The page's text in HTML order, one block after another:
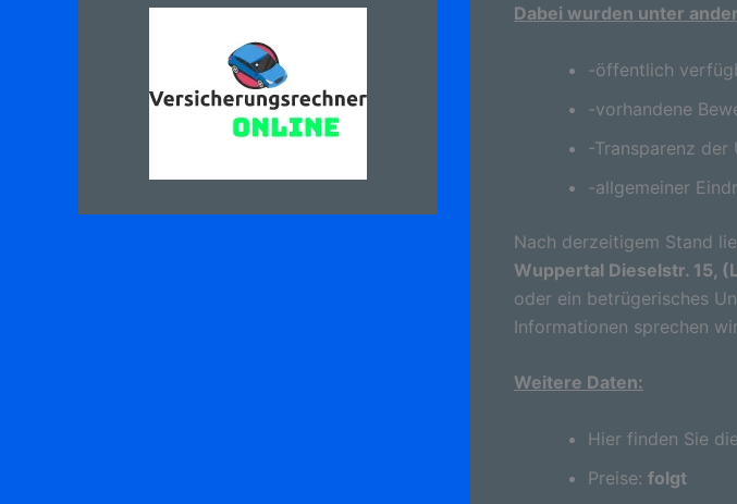
Dabei wurden unter
-öffentlich
-vorhandene
-Transparenz der
-allgemeiner
Nach derzeitigem Stand
Wuppertal Dieselstr. 15,
oder ein betrügerisches
Informationen sprechen
Weitere Daten:
Hier finden Sie
Preise: folgt